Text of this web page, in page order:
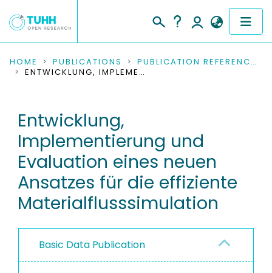
COMMUNITIES & COLLECTIONS
RESEARCH DATA
PEOPLE
INSTITUTIONS
PROJECTS
HOME PUBLICATIONS
PUBLICATION REFERENCES
ENTWICKLUNG, IMPLEMENTIERUNG UND EVALUATION EINES NEUEN ANSATZES FÜR DIE EFFIZIENTE MATERIALFLUSSSIMULATION
Entwicklung,
Implementierung und
Evaluation eines neuen
Ansatzes für die effiziente
Materialflusssimulation
Basic Data Publication